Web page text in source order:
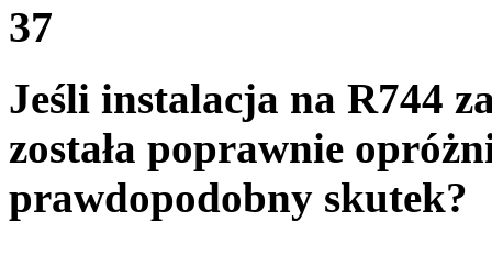
37
Jeśli instalacja na R744
została poprawnie
prawdopodobny skutek?